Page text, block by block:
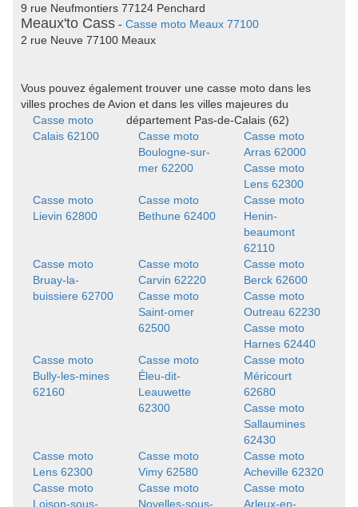
9 rue Neufmontiers 77124 Penchard
Meaux'to Cass - Casse moto Meaux 77100
2 rue Neuve 77100 Meaux
Vous pouvez également trouver une casse moto dans les
villes proches de Avion et dans les villes majeures du
département Pas-de-Calais (62)
Casse moto
Calais 62100
Casse moto
Boulogne-sur-
mer 62200
Casse moto
Arras 62000
Casse moto
Lens 62300
Casse moto
Lievin 62800
Casse moto
Bethune 62400
Casse moto
Henin-
beaumont
62110
Casse moto
Bruay-la-
buissiere 62700
Casse moto
Carvin 62220
Casse moto
Berck 62600
Casse moto
Saint-omer
62500
Casse moto
Outreau 62230
Casse moto
Harnes 62440
Casse moto
Bully-les-mines
62160
Casse moto
Éleu-dit-
Leauwette
62300
Casse moto
Méricourt
62680
Casse moto
Sallaumines
62430
Casse moto
Lens 62300
Casse moto
Vimy 62580
Casse moto
Acheville 62320
Casse moto
Loison-sous-
Casse moto
Noyelles-sous-
Casse moto
Arleux-en-